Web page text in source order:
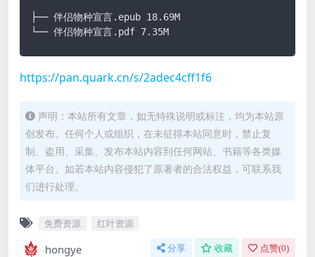
├── 伴侣物种宣言.epub 18.69M
└── 伴侣物种宣言.pdf 7.35M
https://pan.quark.cn/s/2adec4cff1f6
声明：本站所有文章，如无特殊说明或标注，均为本站原
创发布。任何个人或组织，在未征得本站同意时，禁止复
制、盗用、采集、发布本站内容到任何网站、书籍等各类媒
体平台。如若本站内容侵犯了原著者的合法权益，可联系我
们进行处理。
免费资源 红叶资源
hongye 分享 收藏 点赞(0)